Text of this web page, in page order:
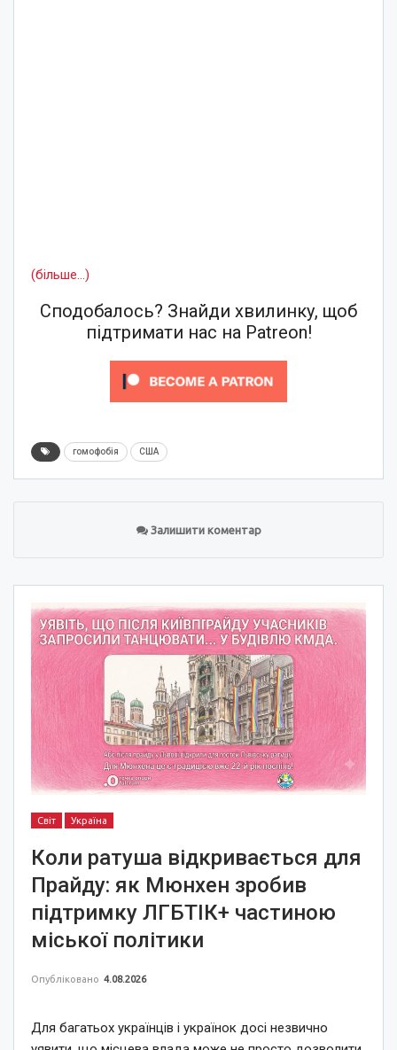
(більше…)
Сподобалось? Знайди хвилинку, щоб
підтримати нас на Patreon!
гомофобія США
Залишити коментар
Світ Україна
Коли ратуша відкривається для
Прайду: як Мюнхен зробив
підтримку ЛГБТІК+ частиною
міської політики
Опубліковано 4.08.2026
Для багатьох українців і українок досі незвично